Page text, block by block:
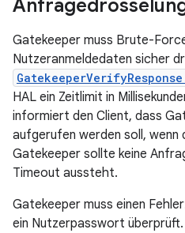
Gatekeeper muss Brute-
Nutzeranmeldedaten sicher
HAL ein Zeitlimit in
informiert den Client, dass
aufgerufen werden soll, wenn
Gatekeeper sollte keine
Timeout aussteht.
Gatekeeper muss einen
ein Nutzerpasswort überprüft.